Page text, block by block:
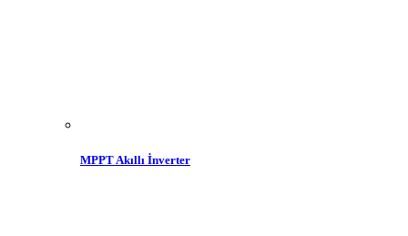
MPPT Akıllı İnverter